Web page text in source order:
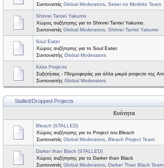
Συντονιστές Global Moderators, Seirei no Moribito Team
Shinrei Tantei Yakumo
Χώρος συζήτησης για το Shinrei Tantei Yakumo.
Συντονιστές Global Moderators, Shinrei Tantei Yakumo
Soul Eater
Χώρος συζήτησης για το Soul Eater.
Συντονιστής Global Moderators
Άλλα Projects
Συζητήσεις - Πληροφορίες για άλλα μικρά projects της
Συντονιστής Global Moderators
Stalled/Dropped Projects
Ενότητα
Bleach (STALLED)
Χώρος συζήτησης για το Project του Bleach
Συντονιστές Global Moderators, Bleach Project Team
Darker than Black (STALLED)
Χώρος συζήτησης για το Darker than Black
Συντονιστές Global Moderators, Darker Than Black Team